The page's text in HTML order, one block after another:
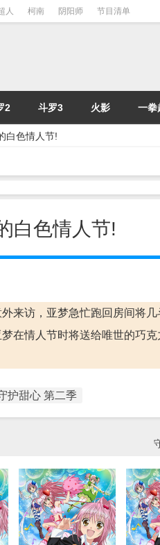
人 柯南 阴阳师 节目清单
2 斗罗3 火影 一拳
白色情人节!
白色情人节!
来访，亚梦急忙跑回房间将
在情人节时将送给唯世的巧
护甜心 第二季